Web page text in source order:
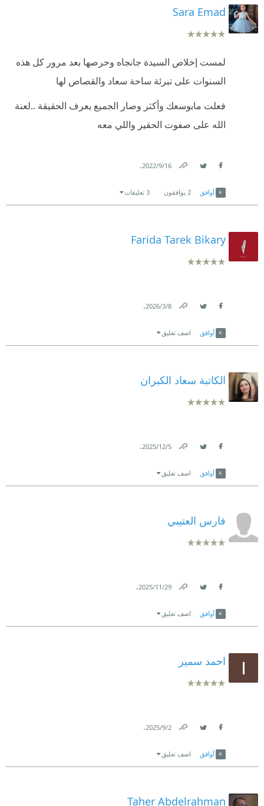
Sara Emad
لمست إخلاص السيدة جانجاه وحرصها بعد مرور كل هذه
السنوات على تبرئة ساحة سعاد والقصاص لها
فعلت مابوسعك وأكثر وصار الجميع يعرف الحقيقة ..لعنة
الله على صفوت الحقير واللي معه
16‏/9‏/2022
.
أوافق 2 يوافقون 3 تعليقات
Farida Tarek Bikary
8‏/3‏/2026
.
أوافق اضف تعليق
الكاتبة سعاد الكبران
5‏/12‏/2025
.
أوافق اضف تعليق
فارس العتيبي
29‏/11‏/2025
.
أوافق اضف تعليق
احمد سمير
2‏/9‏/2025
.
أوافق اضف تعليق
Taher Abdelrahman